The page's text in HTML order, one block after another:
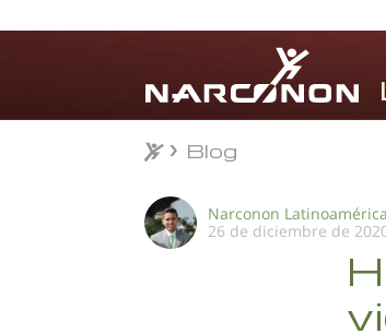
Blog
Narconon Latinoamérica
26 de diciembre de
Blog